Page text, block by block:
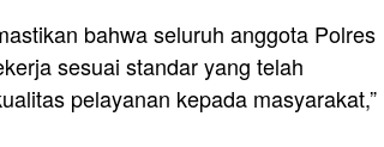
bahwa seluruh anggota Polres
sesuai standar yang telah
pelayanan kepada masyarakat,”